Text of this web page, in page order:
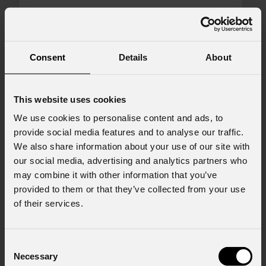
Consent Details About
This website uses cookies
We use cookies to personalise content and ads, to
provide social media features and to analyse our traffic.
We also share information about your use of our site with
our social media, advertising and analytics partners who
may combine it with other information that you’ve
provided to them or that they’ve collected from your use
of their services.
Selection
Necessary
Consenso al marketing
Acconsento al trattamento dei dati per
ricevere informazioni commerciali e iniziative di
marketing.
Consenso al trattamento dei dati
personali
Ho letto l'informativa ai sensi dell'art. 13 del
GDPR; acconsento al trattamento ai sensi